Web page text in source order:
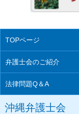
TOPページ
弁護士会のご紹介
法律問題Q＆A
沖縄弁護士会